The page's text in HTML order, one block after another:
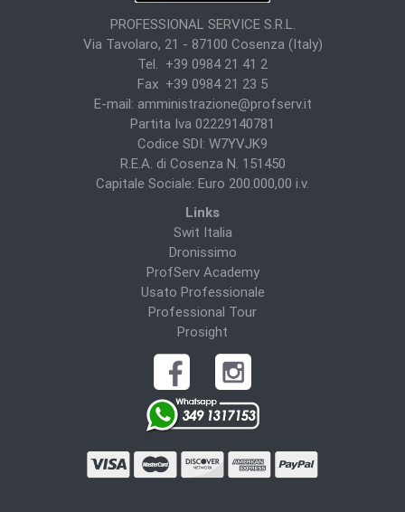
PROFESSIONAL SERVICE S.R.L.
Via Tavolaro, 21 - 87100 Cosenza (Italy)
Tel. +39 0984 21 41 2
Fax +39 0984 21 23 5
E-mail: amministrazione@profserv.it
Partita Iva 02229140781
Codice SDI: W7YVJK9
R.E.A. di Cosenza N. 151450
Capitale Sociale: Euro 200.000,00 i.v.
Links
Swit Italia
Dronissimo
ProfServ Academy
Usato Professionale
Professional Tour
Prosight